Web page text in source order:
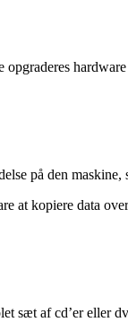
på den maskine,
at kopiere data
sæt af cd’er eller